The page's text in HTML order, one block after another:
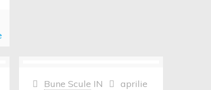
Bune Scule IN
aprilie